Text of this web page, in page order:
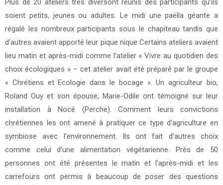
Plus de 20 ateliers très diversont réunis des participants qu’ils
soient petits, jeunes ou adultes. Le midi une paëlla géante a
régalé les nombreux participants sous le chapiteau tandis que
d’autres avaient apporté leur pique nique Certains ateliers avaient
lieu matin et après-midi comme l’atelier « Vivre au quotidien des
choix écologiques » – cet atelier avait été préparé par le groupe
« Chrétiens et Ecologie dans le bocage ». Un agriculteur bio,
Roland Ouy et son épouse, Marie-Odile ont témoigné sur leur
installation à Nocé (Perche). Comment leurs convictions
chrétiennes les ont amené à pratiquer ce type d’agriculture en
symbiose avec l’environnement. Ils ont fait d’autres choix
comme celui d’une alimentation végétarienne. Près de 50
personnes ont été présentes le matin et l’après-midi et les
carrefours ont permis à beaucoup de poser des questions